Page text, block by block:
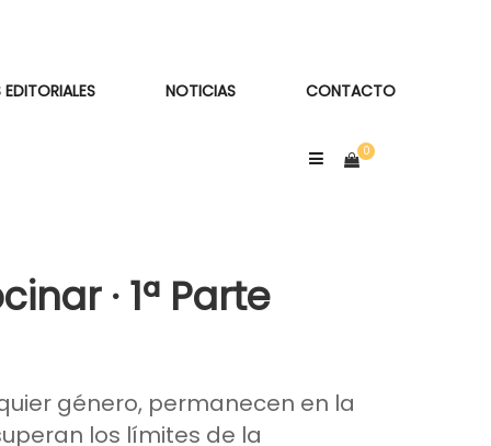
NOTICIAS CONTACTO
· 1ª Parte
género, permanecen en la
los límites de la